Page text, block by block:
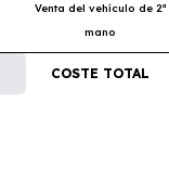
Venta del vehículo de 2ª
mano
COSTE TOTAL